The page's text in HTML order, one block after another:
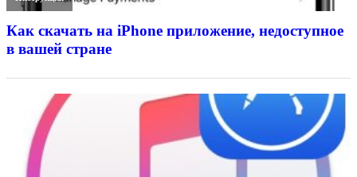
Как скачать на iPhone приложение, недоступное
в вашей стране